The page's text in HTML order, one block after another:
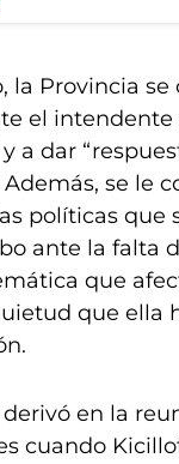
la Provincia
el intendente
a dar
Además, se le
políticas que
ante la falta
que
que ella
en la
cuando